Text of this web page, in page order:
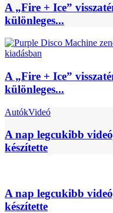
A „Fire + Ice”
különleges...
A „Fire + Ice”
különleges...
AutókVideó
A nap legcukibb
készítette
A nap legcukibb
készítette